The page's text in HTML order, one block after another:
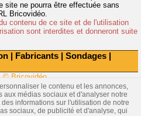
| Fabricants | Sondages |
site ne pourra être effectuée sans
Bricovidéo.
contenu de ce site et de l'utilisation
sont interdites et donneront suite
© Bricovidéo
le contenu et les annonces,
aux médias sociaux et d'analyser notre
informations sur l'utilisation de notre
sociaux, de publicité et d'analyse, qui